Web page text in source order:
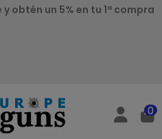
obtén un 5% en tu 1ª compra
0